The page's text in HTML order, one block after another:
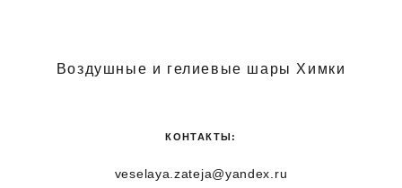
Воздушные и гелиевые шары Химки
КОНТАКТЫ:
veselaya.zateja@yandex.ru